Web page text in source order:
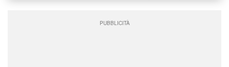
PUBBLICITÀ